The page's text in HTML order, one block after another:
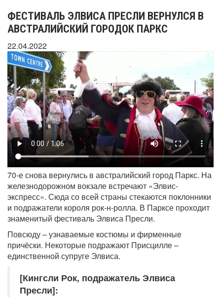
ФЕСТИВАЛЬ ЭЛВИСА ПРЕСЛИ ВЕРНУЛСЯ В
АВСТРАЛИЙСКИЙ ГОРОДОК ПАРКС
22.04.2022
70-е снова вернулись в австралийский город Паркс. На
железнодорожном вокзале встречают «Элвис-
экспресс». Сюда со всей страны стекаются поклонники
и подражатели короля рок-н-ролла. В Парксе проходит
знаменитый фестиваль Элвиса Пресли.
Повсюду – узнаваемые костюмы и фирменные
причёски. Некоторые подражают Присцилле –
единственной супруге Элвиса.
[Кингсли Рок, подражатель Элвиса
Пресли]: